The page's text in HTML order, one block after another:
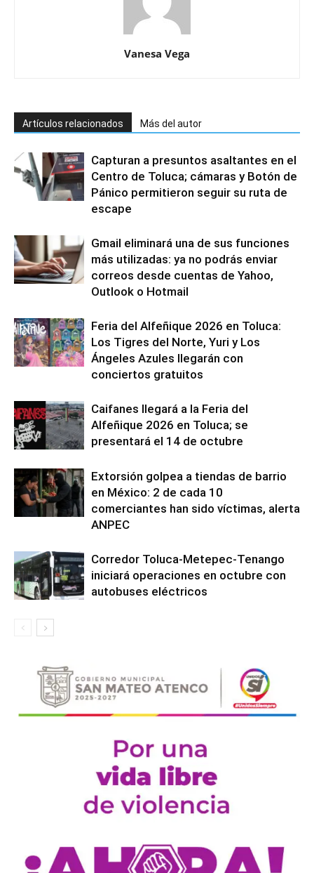
Vanesa Vega
Artículos relacionados Más del autor
Capturan a presuntos asaltantes en el
Centro de Toluca; cámaras y Botón de
Pánico permitieron seguir su ruta de
escape
Gmail eliminará una de sus funciones
más utilizadas: ya no podrás enviar
correos desde cuentas de Yahoo,
Outlook o Hotmail
Feria del Alfeñique 2026 en Toluca:
Los Tigres del Norte, Yuri y Los
Ángeles Azules llegarán con
conciertos gratuitos
Caifanes llegará a la Feria del
Alfeñique 2026 en Toluca; se
presentará el 14 de octubre
Extorsión golpea a tiendas de barrio
en México: 2 de cada 10
comerciantes han sido víctimas, alerta
ANPEC
Corredor Toluca-Metepec-Tenango
iniciará operaciones en octubre con
autobuses eléctricos